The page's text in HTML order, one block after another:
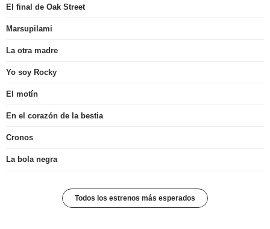
El final de Oak Street
Marsupilami
La otra madre
Yo soy Rocky
El motín
En el corazón de la bestia
Cronos
La bola negra
Todos los estrenos más esperados